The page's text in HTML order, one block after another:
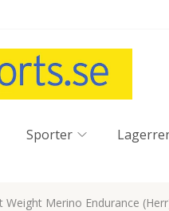
Sporter
Weight Merino Endurance